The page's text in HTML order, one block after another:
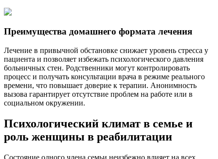
Преимущества домашнего формата лечения
Лечение в привычной обстановке снижает уровень стресса у
пациента и позволяет избежать психологического давления
больничных стен. Родственники могут контролировать
процесс и получать консультации врача в режиме реального
времени, что повышает доверие к терапии. Анонимность
вызова гарантирует отсутствие проблем на работе или в
социальном окружении.
Психологический климат в семье и
роль женщины в реабилитации
Состояние одного члена семьи неизбежно влияет на всех